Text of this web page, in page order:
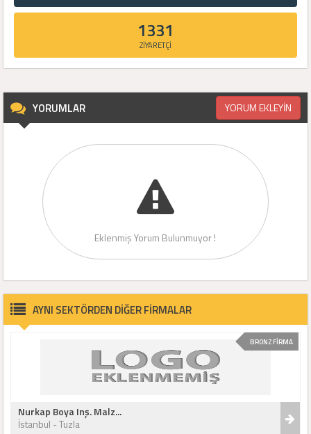
1331
ZİYARETÇİ
YORUMLAR YORUM EKLEYİN
Eklenmiş Yorum Bulunmuyor !
AYNI SEKTÖRDEN DİĞER FİRMALAR
BRONZ FİRMA
Nurkap Boya Inş. Malz...
İstanbul - Tuzla